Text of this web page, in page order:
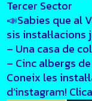
Tercer Sector
📣Sabies que al
sis instal·lacions
– Una casa de
– Cinc albergs
Coneix les
d’instagram!